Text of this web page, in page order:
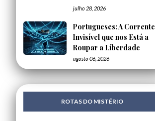
julho 28, 2026
Portugueses: A Corrente
Invisível que nos Está a
Roupar a Liberdade
agosto 06, 2026
ROTAS DO MISTÉRIO